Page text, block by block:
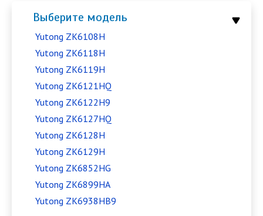
Выберите модель
Yutong ZK6108H
Yutong ZK6118H
Yutong ZK6119H
Yutong ZK6121HQ
Yutong ZK6122H9
Yutong ZK6127HQ
Yutong ZK6128H
Yutong ZK6129H
Yutong ZK6852HG
Yutong ZK6899HA
Yutong ZK6938HB9